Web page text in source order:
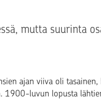
mutta suurinta
ajan viiva oli tasainen,
1900-luvun lopusta